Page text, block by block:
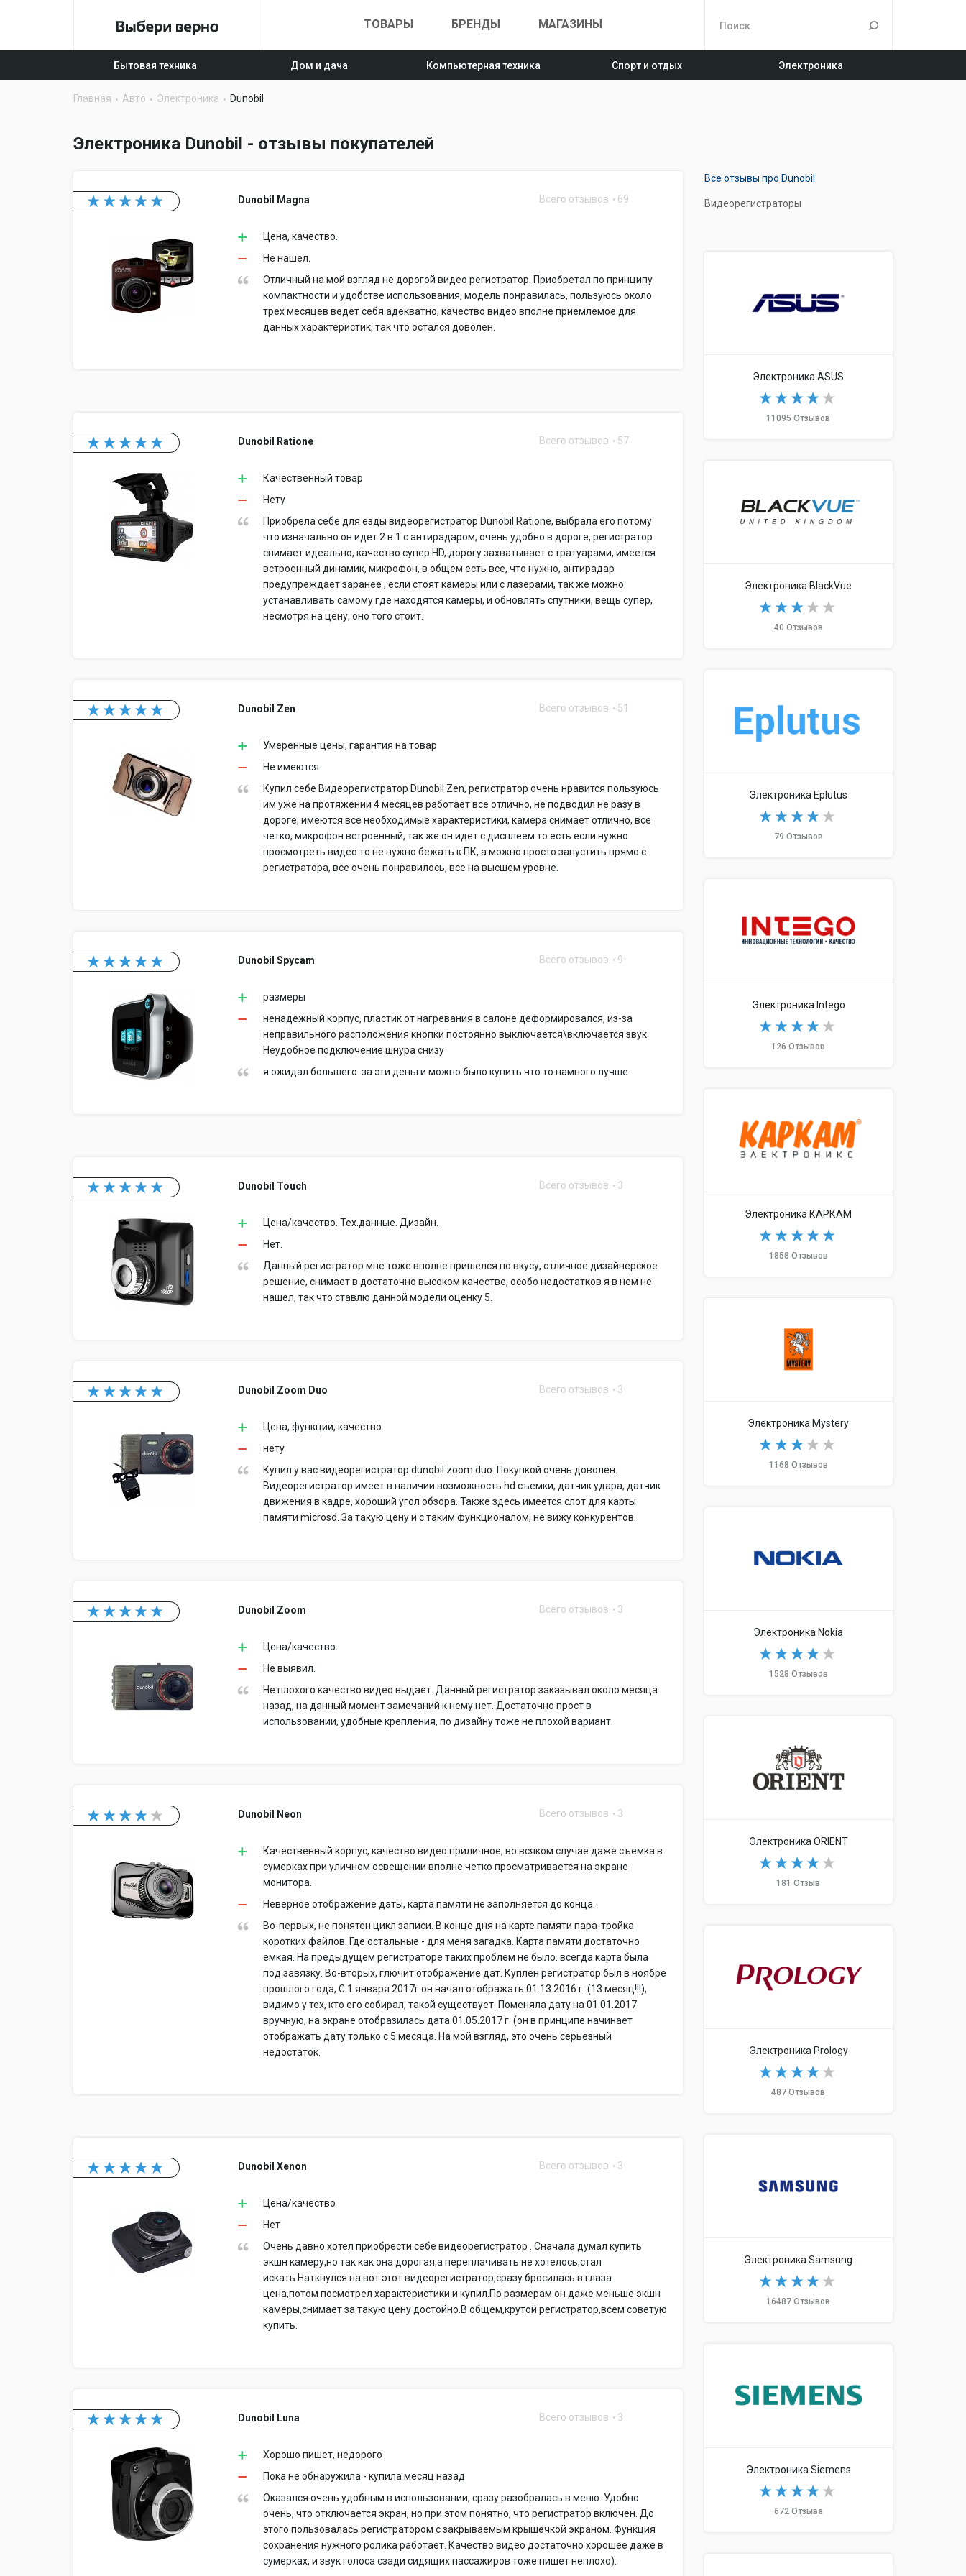
ТОВАРЫ БРЕНДЫ МАГАЗИНЫ
Бытовая техника Дом и дача Компьютерная техника Спорт и отдых Электроника
Главная Авто Электроника Dunobil
Электроника Dunobil - отзывы покупателей
Dunobil Magna Всего отзывов 69
Цена, качество.
Не нашел.
Отличный на мой взгляд не дорогой видео регистратор. Приобретал по принципу
компактности и удобстве использования, модель понравилась, пользуюсь около
трех месяцев ведет себя адекватно, качество видео вполне приемлемое для
данных характеристик, так что остался доволен.
Dunobil Ratione Всего отзывов 57
Качественный товар
Нету
Приобрела себе для езды видеорегистратор Dunobil Ratione, выбрала его потому
что изначально он идет 2 в 1 с антирадаром, очень удобно в дороге, регистратор
снимает идеально, качество супер HD, дорогу захватывает с тратуарами, имеется
встроенный динамик, микрофон, в общем есть все, что нужно, антирадар
предупреждает заранее , если стоят камеры или с лазерами, так же можно
устанавливать самому где находятся камеры, и обновлять спутники, вещь супер,
несмотря на цену, оно того стоит.
Dunobil Zen Всего отзывов 51
Умеренные цены, гарантия на товар
Не имеются
Купил себе Видеорегистратор Dunobil Zen, регистратор очень нравится пользуюсь
им уже на протяжении 4 месяцев работает все отлично, не подводил не разу в
дороге, имеются все необходимые характеристики, камера снимает отлично, все
четко, микрофон встроенный, так же он идет с дисплеем то есть если нужно
просмотреть видео то не нужно бежать к ПК, а можно просто запустить прямо с
регистратора, все очень понравилось, все на высшем уровне.
Dunobil Spycam Всего отзывов 9
размеры
ненадежный корпус, пластик от нагревания в салоне деформировался, из-за
неправильного расположения кнопки постоянно выключается\включается звук.
Неудобное подключение шнура снизу
я ожидал большего. за эти деньги можно было купить что то намного лучше
Dunobil Touch Всего отзывов 3
Цена/качество. Тех.данные. Дизайн.
Нет.
Данный регистратор мне тоже вполне пришелся по вкусу, отличное дизайнерское
решение, снимает в достаточно высоком качестве, особо недостатков я в нем не
нашел, так что ставлю данной модели оценку 5.
Dunobil Zoom Duo Всего отзывов 3
Цена, функции, качество
нету
Купил у вас видеорегистратор dunobil zoom duo. Покупкой очень доволен.
Видеорегистратор имеет в наличии возможность hd съемки, датчик удара, датчик
движения в кадре, хороший угол обзора. Также здесь имеется слот для карты
памяти microsd. За такую цену и с таким функционалом, не вижу конкурентов.
Dunobil Zoom Всего отзывов 3
Цена/качество.
Не выявил.
Не плохого качество видео выдает. Данный регистратор заказывал около месяца
назад, на данный момент замечаний к нему нет. Достаточно прост в
использовании, удобные крепления, по дизайну тоже не плохой вариант.
Dunobil Neon Всего отзывов 3
Качественный корпус, качество видео приличное, во всяком случае даже съемка в
сумерках при уличном освещении вполне четко просматривается на экране
монитора.
Неверное отображение даты, карта памяти не заполняется до конца.
Во-первых, не понятен цикл записи. В конце дня на карте памяти пара-тройка
коротких файлов. Где остальные - для меня загадка. Карта памяти достаточно
емкая. На предыдущем регистраторе таких проблем не было. всегда карта была
под завязку. Во-вторых, глючит отображение дат. Куплен регистратор был в ноябре
прошлого года, С 1 января 2017г он начал отображать 01.13.2016 г. (13 месяц!!!),
видимо у тех, кто его собирал, такой существует. Поменяла дату на 01.01.2017
вручную, на экране отобразилась дата 01.05.2017 г. (он в принципе начинает
отображать дату только с 5 месяца. На мой взгляд, это очень серьезный
недостаток.
Dunobil Xenon Всего отзывов 3
Цена/качество
Нет
Очень давно хотел приобрести себе видеорегистратор . Сначала думал купить
экшн камеру,но так как она дорогая,а переплачивать не хотелось,стал
искать.Наткнулся на вот этот видеорегистратор,сразу бросилась в глаза
цена,потом посмотрел характеристики и купил.По размерам он даже меньше экшн
камеры,снимает за такую цену достойно.В общем,крутой регистратор,всем советую
купить.
Dunobil Luna Всего отзывов 3
Хорошо пишет, недорого
Пока не обнаружила - купила месяц назад
Оказался очень удобным в использовании, сразу разобралась в меню. Удобно
очень, что отключается экран, но при этом понятно, что регистратор включен. До
этого пользовалась регистратором с закрываемым крышечкой экраном. Функция
сохранения нужного ролика работает. Качество видео достаточно хорошее даже в
сумерках, и звук голоса сзади сидящих пассажиров тоже пишет неплохо).
Все отзывы про Dunobil
Видеорегистраторы
Электроника ASUS
11095 Отзывов
Электроника BlackVue
40 Отзывов
Электроника Eplutus
79 Отзывов
Электроника Intego
126 Отзывов
Электроника КАРКАМ
1858 Отзывов
Электроника Mystery
1168 Отзывов
Электроника Nokia
1528 Отзывов
Электроника ORIENT
181 Отзыв
Электроника Prology
487 Отзывов
Электроника Samsung
16487 Отзывов
Электроника Siemens
672 Отзыва